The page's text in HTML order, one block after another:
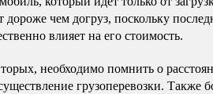
дороже чем догруз, поскольку
влияет на его стоимость.
необходимо помнить о
грузоперевозки. Также